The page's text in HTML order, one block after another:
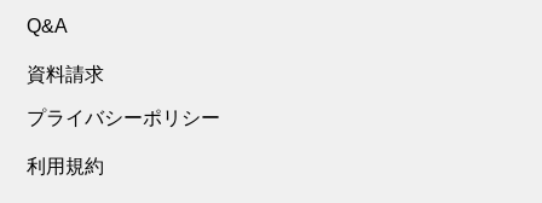
Q&A
資料請求
プライバシーポリシー
利用規約